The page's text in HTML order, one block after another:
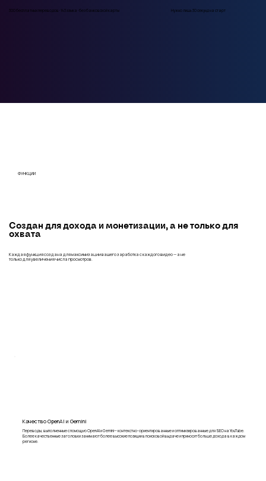
300 бесплатных переводов · 143 языка · без банковской карты Нужно лишь 30 секунд на старт
ФУНКЦИИ
Создан для дохода и монетизации, а не только для
охвата
Каждая функция создана для максимизации вашего заработка с каждого видео — а не
только для увеличения числа просмотров.
Качество OpenAI и Gemini
Переводы, выполненные с помощью OpenAI и Gemini— контекстно-ориентированные и оптимизированные для SEO на YouTube.
Более качественные заголовки занимают более высокие позиции в поисковой выдаче и приносят больше дохода в каждом
регионе.